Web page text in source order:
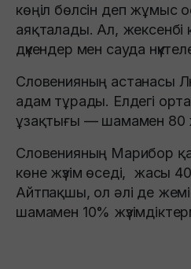
көңіл бөлсін деп жұмыс
аяқталады. Ал, жексенбі
дүкендер мен сауда
Словенияның астанасы
адам тұрады. Елдегі
ұзақтығы — шамамен 80
Словенияның Марибор
көне жүзім өседі, жасы
Айтпақшы, ол әлі де
шамамен 10%